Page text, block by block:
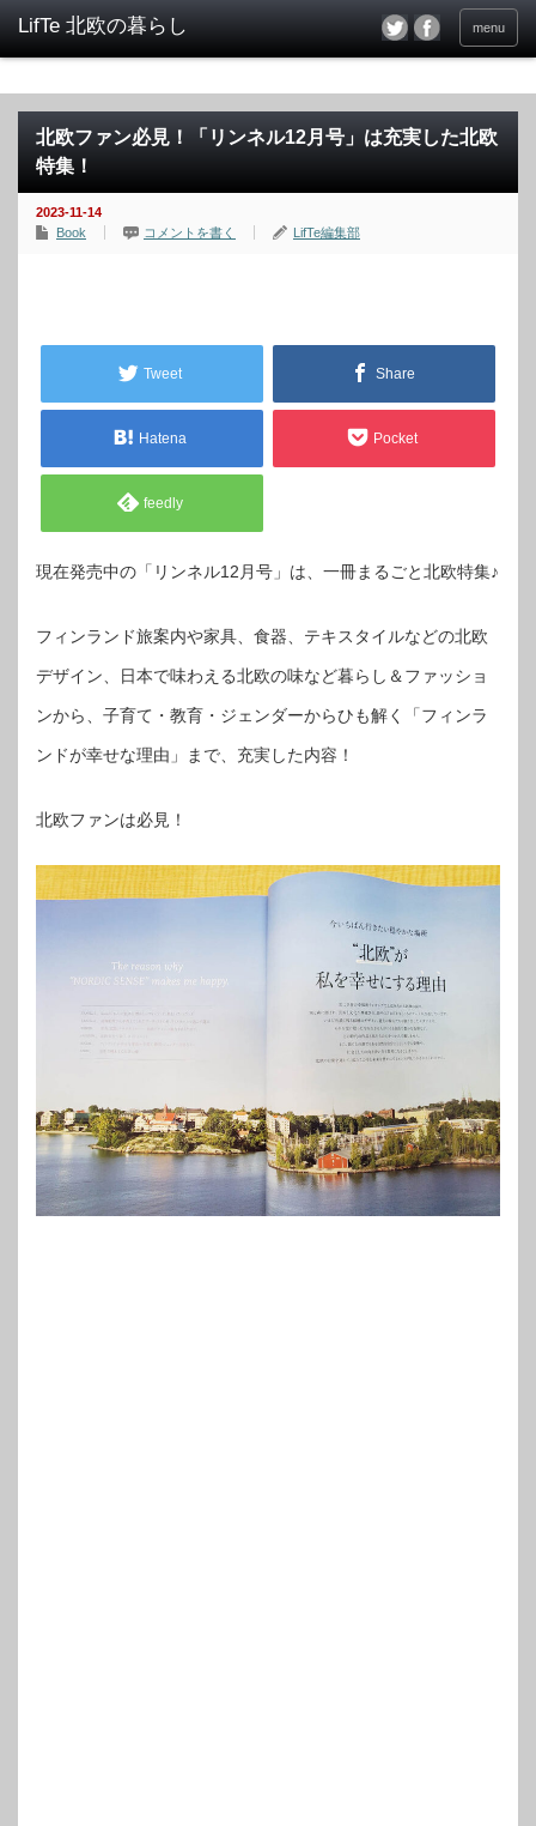
menu
北欧ファン必見！「リンネル12月号」は充実した北欧
特集！
2023-11-14
Book
コメントを書く LifTe編集部
Tweet Share
Hatena Pocket
feedly
現在発売中の「リンネル12月号」は、一冊まるごと北欧特集♪
フィンランド旅案内や家具、食器、テキスタイルなどの北欧
デザイン、日本で味わえる北欧の味など暮らし＆ファッショ
ンから、子育て・教育・ジェンダーからひも解く「フィンラ
ンドが幸せな理由」まで、充実した内容！
北欧ファンは必見！